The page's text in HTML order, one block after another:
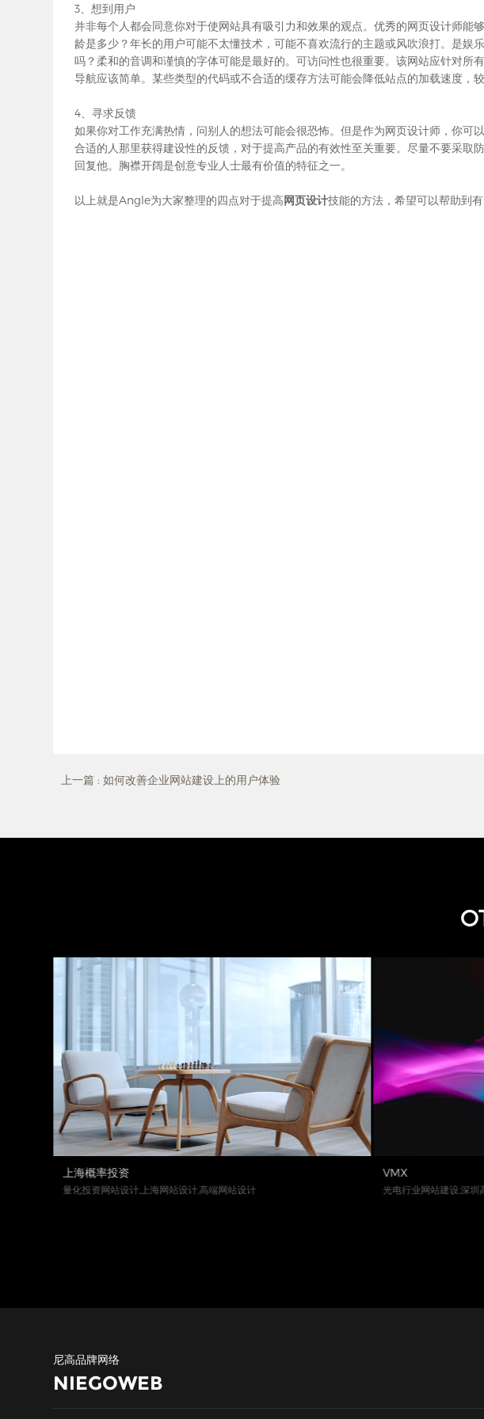
3、想到用户
并非每个人都会同意你对于使网站具有吸引力和效果的观点。优秀的网页设计师能
龄是多少？年长的用户可能不太懂技术，可能不喜欢流行的主题或风吹浪打。是娱
吗？柔和的音调和谨慎的字体可能是最好的。可访问性也很重要。该网站应针对所
导航应该简单。某些类型的代码或不合适的缓存方法可能会降低站点的加载速度，
4、寻求反馈
如果你对工作充满热情，问别人的想法可能会很恐怖。但是作为网页设计师，你可
合适的人那里获得建设性的反馈，对于提高产品的有效性至关重要。尽量不要采取
回复他。胸襟开阔是创意专业人士最有价值的特征之一。
以上就是Angle为大家整理的四点对于提高网页设计技能的方法，希望可以帮助到有
上一篇: 如何改善企业网站建设上的用户体验
上海概率投资
量化投资网站设计,上海网站设计,高端网站设计
VMX
光电行业网站建设,深圳
尼高品牌网络
NIEGOWEB